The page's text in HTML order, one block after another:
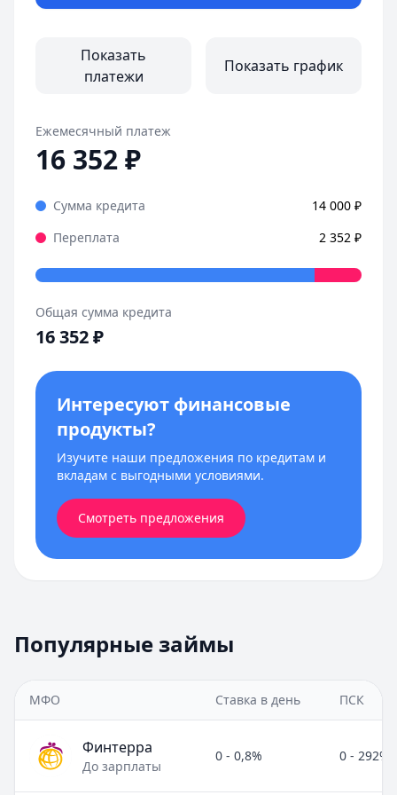
Показать
платежи
Показать график
Ежемесячный платеж
16 352₽
Сумма кредита 14 000 ₽
Переплата
2 352 ₽
Общая сумма кредита
16 352₽
Интересуют финансовые
продукты?
Изучите наши предложения по кредитам и
вкладам с выгодными условиями.
Смотреть предложения
Популярные займы
МФО Ставка в день ПСК
Финтерра
До зарплаты
0 - 0,8% 0 - 292%